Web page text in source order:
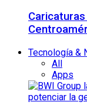
Tecnología &
All
Apps